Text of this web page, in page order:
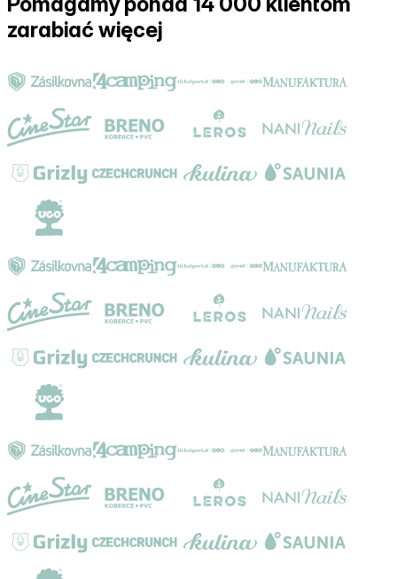
zarabiać więcej